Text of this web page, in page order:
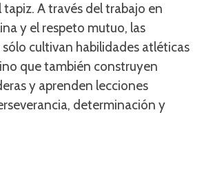
A través del trabajo en
y el respeto mutuo, las
cultivan habilidades atléticas
que también construyen
y aprenden lecciones
determinación y